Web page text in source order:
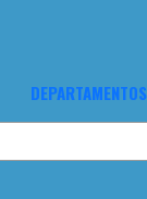
DEPARTAMENTOS